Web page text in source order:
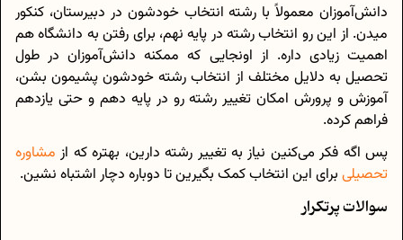
دانش‌آموزان معمولاً با رشته انتخاب خودشون در دبیرستان، کنکور
میدن. از این رو انتخاب رشته در پایه نهم، برای رفتن به دانشگاه هم
اهمیت زیادی داره. از اونجایی که ممکنه دانش‌آموزان در طول
تحصیل به دلایل مختلف از انتخاب رشته خودشون پشیمون بشن،
آموزش و پرورش امکان تغییر رشته رو در پایه دهم و حتی یازدهم
فراهم کرده.
پس اگه فکر می‌کنین نیاز به تغییر رشته دارین، بهتره که از مشاوره
تحصیلی برای این انتخاب کمک بگیرین تا دوباره دچار اشتباه نشین.
سوالات پرتکرار